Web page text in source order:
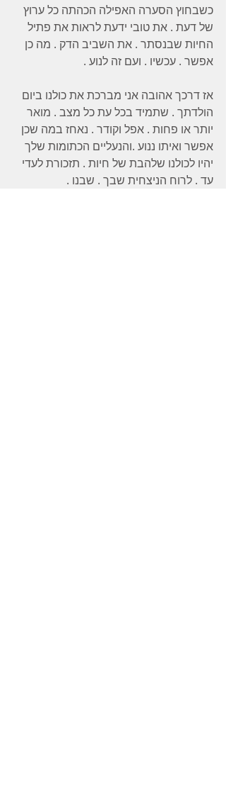
כשבחוץ הסערה האפילה הכהתה כל ערוץ
של דעת . את טובי ידעת לראות את פתיל
החיות שבנסתר . את השביב הדק . מה כן
אפשר . עכשיו . ועם זה לנוע .
אז דרכך אהובה אני מברכת את כולנו ביום
הולדתך . שתמיד בכל עת כל מצב . מואר
יותר או פחות . אפל וקודר . נאחז במה שכן
אפשר ואיתו ננוע .והנעליים הכתומות שלך
יהיו לכולנו שלהבת של חיות . תזכורת לעדי
עד . לרוח הניצחית שבך . שבנו .